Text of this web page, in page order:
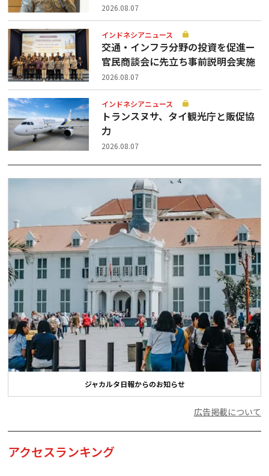
2026.08.07
インドネシアニュース
交通・インフラ分野の投資を促進ー
官民商談会に先立ち事前説明会実施
2026.08.07
インドネシアニュース
トランスヌサ、タイ観光庁と販促協
力
2026.08.07
ジャカルタ日報からのお知らせ
広告掲載について
アクセスランキング